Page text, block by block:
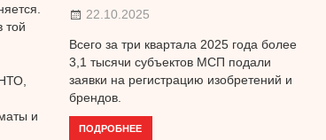
той
и
22.10.2025
Всего за три квартала 2025 года более
3,1 тысячи субъектов МСП подали
заявки на регистрацию изобретений и
брендов.
ПОДРОБНЕЕ